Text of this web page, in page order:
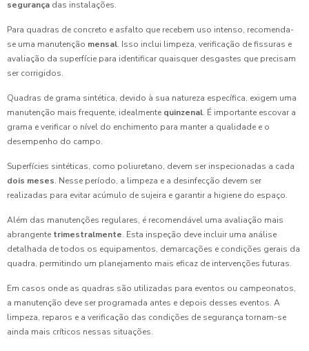
segurança das instalações.
Para quadras de concreto e asfalto que recebem uso intenso, recomenda-
se uma manutenção mensal. Isso inclui limpeza, verificação de fissuras e
avaliação da superfície para identificar quaisquer desgastes que precisam
ser corrigidos.
Quadras de grama sintética, devido à sua natureza específica, exigem uma
manutenção mais frequente, idealmente quinzenal. É importante escovar a
grama e verificar o nível do enchimento para manter a qualidade e o
desempenho do campo.
Superfícies sintéticas, como poliuretano, devem ser inspecionadas a cada
dois meses. Nesse período, a limpeza e a desinfecção devem ser
realizadas para evitar acúmulo de sujeira e garantir a higiene do espaço.
Além das manutenções regulares, é recomendável uma avaliação mais
abrangente trimestralmente. Esta inspeção deve incluir uma análise
detalhada de todos os equipamentos, demarcações e condições gerais da
quadra, permitindo um planejamento mais eficaz de intervenções futuras.
Em casos onde as quadras são utilizadas para eventos ou campeonatos,
a manutenção deve ser programada antes e depois desses eventos. A
limpeza, reparos e a verificação das condições de segurança tornam-se
ainda mais críticos nessas situações.